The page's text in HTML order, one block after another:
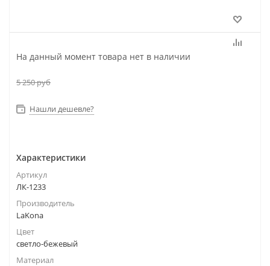
На данный момент товара нет в наличии
5 250руб
Нашли дешевле?
Характеристики
Артикул
ЛК-1233
Производитель
LaKona
Цвет
светло-бежевый
Материал